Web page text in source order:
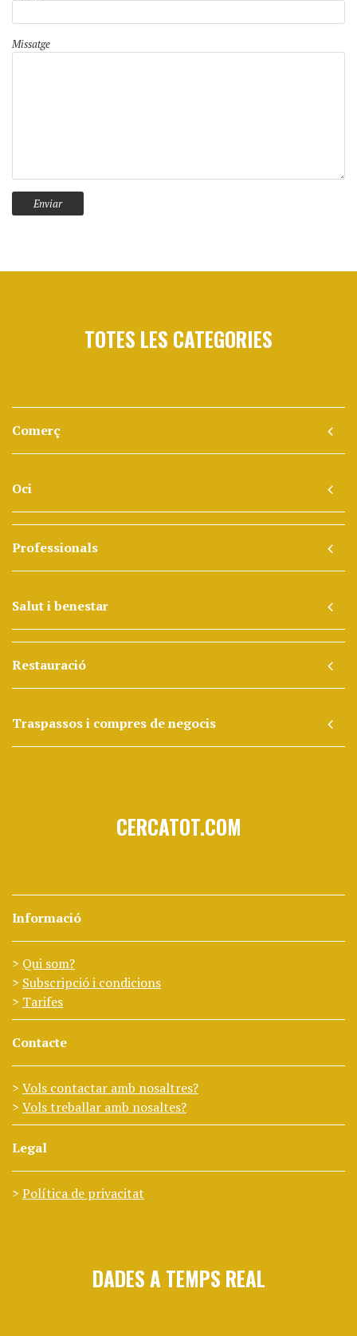
Missatge
TOTES LES CATEGORIES
Comerç
Oci
Professionals
Salut i benestar
Restauració
Traspassos i compres de negocis
CERCATOT.COM
Informació
Qui som?
Subscripció i condicions
Tarifes
Contacte
Vols contactar amb nosaltres?
Vols treballar amb nosaltes?
Legal
Política de privacitat
DADES A TEMPS REAL